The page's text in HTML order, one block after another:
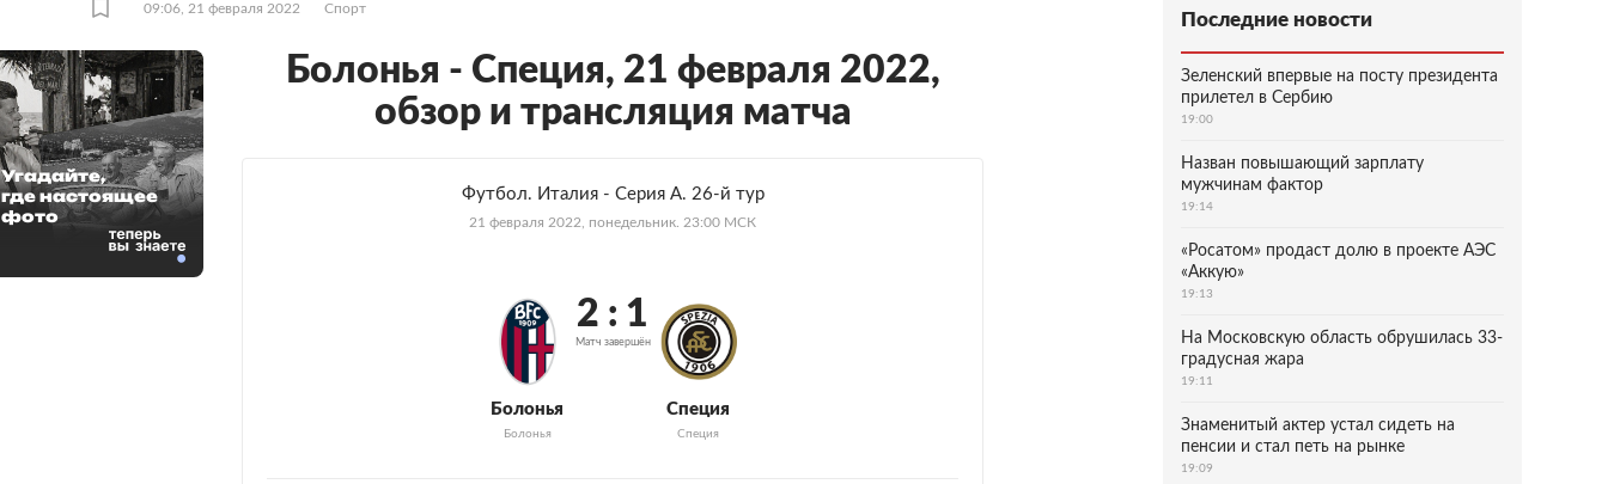
09:06, 21 февраля 2022 Спорт
Болонья - Специя, 21 февраля 2022,
обзор и трансляция матча
Футбол. Италия - Серия А. 26-й тур
21 февраля 2022, понедельник. 23:00 МСК
Болонья
Болонья
2 : 1
Матч завершён
Специя
Специя
Угадайте,
где настоящее
фото
Последние новости
Зеленский впервые на посту президента
прилетел в Сербию
19:00
Назван повышающий зарплату
мужчинам фактор
19:14
«Росатом» продаст долю в проекте АЭС
«Аккую»
19:13
На Московскую область обрушилась 33-
градусная жара
19:11
Знаменитый актер устал сидеть на
пенсии и стал петь на рынке
19:09